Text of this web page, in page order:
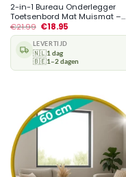
2-in-1 Bureau Onderlegger
Toetsenbord Mat Muismat –...
€21.99 €18.95
LEVERTIJD
🇳🇱1 dag
🇧🇪1–2 dagen